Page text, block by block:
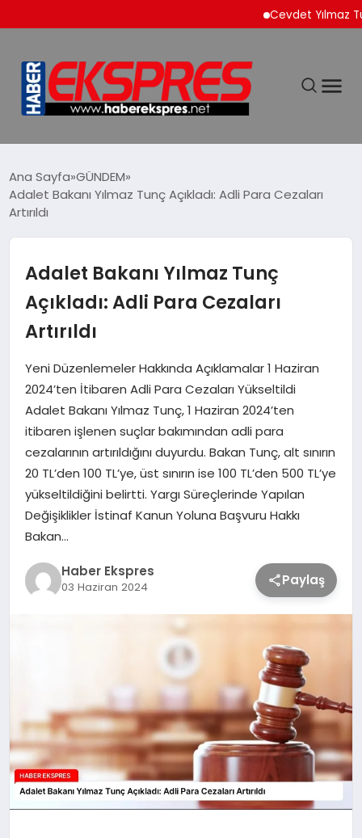
Cevdet Yılmaz
EKONOMİ
SİYASET
SPOR
TEKNOLOJİ
SAĞLIK
MAGAZİN
Ana Sayfa GÜNDEM
Adalet Bakanı Yılmaz Tunç Açıkladı: Adli Para Cezaları
Artırıldı
Adalet Bakanı Yılmaz Tunç
Açıkladı: Adli Para Cezaları
Artırıldı
Yeni Düzenlemeler Hakkında Açıklamalar 1 Haziran
2024’ten İtibaren Adli Para Cezaları Yükseltildi
Adalet Bakanı Yılmaz Tunç, 1 Haziran 2024’ten
itibaren işlenen suçlar bakımından adli para
cezalarının artırıldığını duyurdu. Bakan Tunç, alt sınırın
20 TL’den 100 TL’ye, üst sınırın ise 100 TL’den 500 TL’ye
yükseltildiğini belirtti. Yargı Süreçlerinde Yapılan
Değişiklikler İstinaf Kanun Yoluna Başvuru Hakkı
Bakan…
Haber Ekspres
03 Haziran 2024 Paylaş